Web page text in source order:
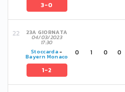
3-0
23A GIORNATA
04/03/2023
17:30
Stoccarda -
Bayern Monaco
1-2
0 1 0 0